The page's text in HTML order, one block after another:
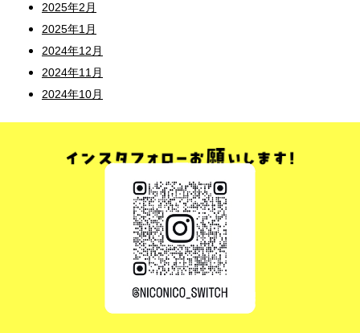
2025年2月
2025年1月
2024年12月
2024年11月
2024年10月